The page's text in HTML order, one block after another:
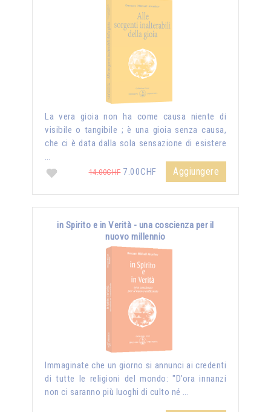
La vera gioia non ha come causa niente di
visibile o tangibile ; è una gioia senza causa,
che ci è data dalla sola sensazione di esistere
…
14.00CHF7.00CHF Aggiungere
in Spirito e in Verità - una coscienza per il
nuovo millennio
Immaginate che un giorno si annunci ai credenti
di tutte le religioni del mondo: "D’ora innanzi
non ci saranno più luoghi di culto né …